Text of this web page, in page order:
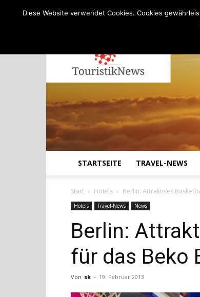
STARTSEITE TRAVEL-NEWS
Start Hotels Berlin: Attraktives
Hotels Travel-News News
Berlin:
für das Beko
Von sk - 19. Februar 2013
Diese Website verwendet Cookies. Cookies